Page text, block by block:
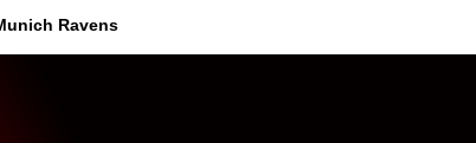
Ravens